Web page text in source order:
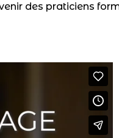
des praticiens